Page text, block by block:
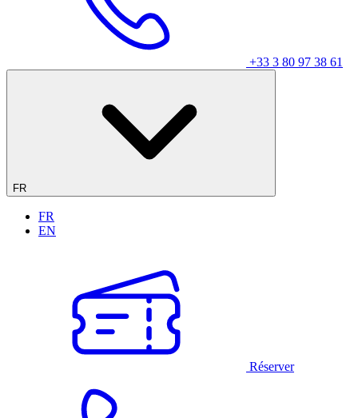
+33 3 80 97 38 61
FR
FR
EN
Réserver